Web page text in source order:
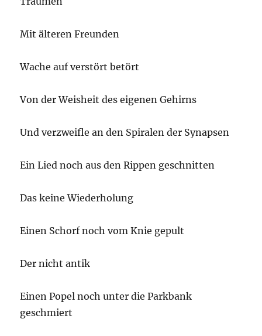
Mit älteren Freunden
Wache auf verstört betört
Von der Weisheit des eigenen Gehirns
Und verzweifle an den Spiralen der Synapsen
Ein Lied noch aus den Rippen geschnitten
Das keine Wiederholung
Einen Schorf noch vom Knie gepult
Der nicht antik
Einen Popel noch unter die Parkbank
geschmiert